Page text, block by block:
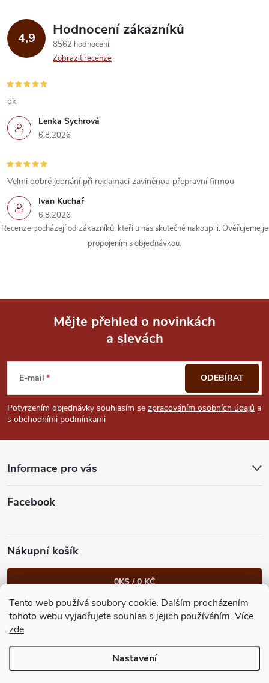
Tento web používá soubory cookie. Dalším procházením
tohoto webu vyjadřujete souhlas s jejich používáním. Více
zde
Nastavení
4,9 Hodnocení zákazníků
8562 hodnocení
Zobrazit recenze
Lenka Sychrová
6.8.2026
ok
Ivan Kuchař
6.8.2026
Velmi dobré jednání při reklamaci zaviněnou přepravní firmou
Recenze pocházejí od zákazníků, kteří u nás skutečně nakoupili. Ověřujeme je
propojením s objednávkou.
p
a
Mějte přehled o novinkách
a slevách
E-mail
Potvrzením objednávky souhlasím se zpracováním osobních údajů a
s obchodními podmínkami
ODEBÍRAT
Informace pro vás
Facebook
Nákupní košík
0KS /0 KČ
Heureka.cz Facebook Instagram Bonvolo - přidej se taky
GastroKlub.cz. Všechna práva vyhrazena.
nastavení cookies